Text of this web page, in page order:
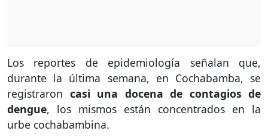
Los reportes de epidemiología señalan que,
durante la última semana, en Cochabamba, se
registraron casi una docena de contagios de
dengue, los mismos están concentrados en la
urbe cochabambina.